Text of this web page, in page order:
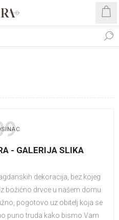
- GALERIJA SLIKA
dekoracija, bez kojeg
božićno drvce u našem domu
pogotovo uz obitelj koja se
puno truda kako bismo Vam